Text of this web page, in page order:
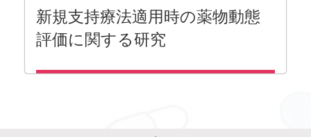
新規支持療法適用時の薬物動態
評価に関する研究